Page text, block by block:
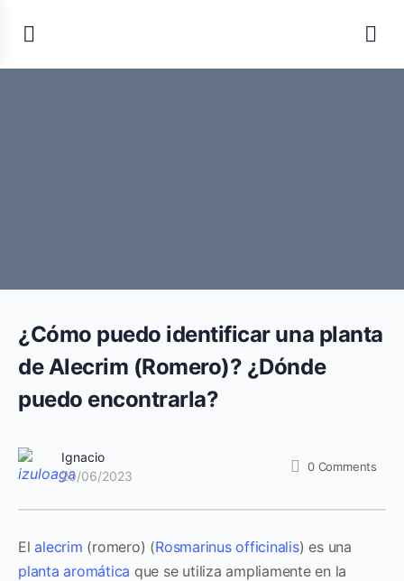
¿Cómo puedo identificar una planta
de Alecrim (Romero)? ¿Dónde
puedo encontrarla?
Ignacio
20/06/2023
0 Comments
Elalecrim (romero) (Rosmarinus officinalis) es una
planta aromática que se utiliza ampliamente en la